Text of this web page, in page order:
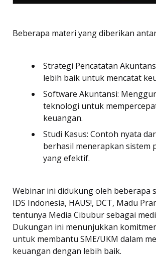
Beberapa materi yang diberikan
Strategi Pencatatan
lebih baik untuk mencatat
Software Akuntansi:
teknologi untuk
keuangan.
Studi Kasus: Contoh nyata
berhasil menerapkan sistem
yang efektif.
Webinar ini didukung oleh beberapa
IDS Indonesia, HAUS!, DCT, Madu
tentunya Media Cibubur sebagai
Dukungan ini menunjukkan
untuk membantu SME/UKM dalam
keuangan dengan lebih baik.